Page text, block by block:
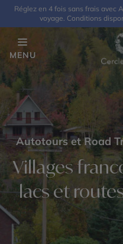
Réglez en 4 fois sans frais avec
voyage. Conditions
MENU
Autotours et Road
Villages
lacs et